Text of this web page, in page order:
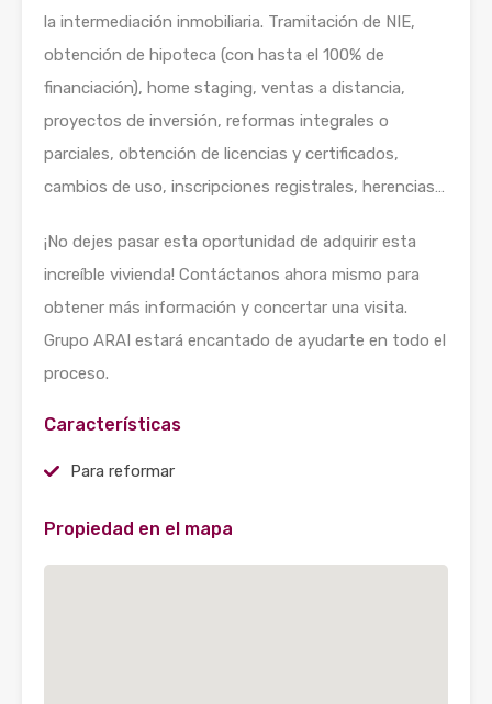
la intermediación inmobiliaria. Tramitación de NIE,
obtención de hipoteca (con hasta el 100% de
financiación), home staging, ventas a distancia,
proyectos de inversión, reformas integrales o
parciales, obtención de licencias y certificados,
cambios de uso, inscripciones registrales, herencias…
¡No dejes pasar esta oportunidad de adquirir esta
increíble vivienda! Contáctanos ahora mismo para
obtener más información y concertar una visita.
Grupo ARAI estará encantado de ayudarte en todo el
proceso.
Características
Para reformar
Propiedad en el mapa